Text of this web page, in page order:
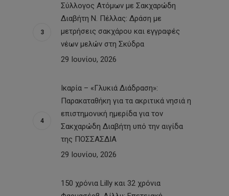
Σύλλογος Ατόμων με Σακχαρώδη
Διαβήτη Ν. Πέλλας: Δράση με
μετρήσεις σακχάρου και εγγραφές
νέων μελών στη Σκύδρα
29 Ιουνίου, 2026
Ικαρία – «Γλυκιά Διάδραση»:
Παρακαταθήκη για τα ακριτικά νησιά η
επιστημονική ημερίδα για τον
Σακχαρώδη Διαβήτη υπό την αιγίδα
της ΠΟΣΣΑΣΔΙΑ
29 Ιουνίου, 2026
150 χρόνια Lilly και 32 χρόνια